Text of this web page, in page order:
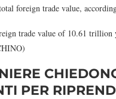
foreign trade value,
trade value of 10.61
PER